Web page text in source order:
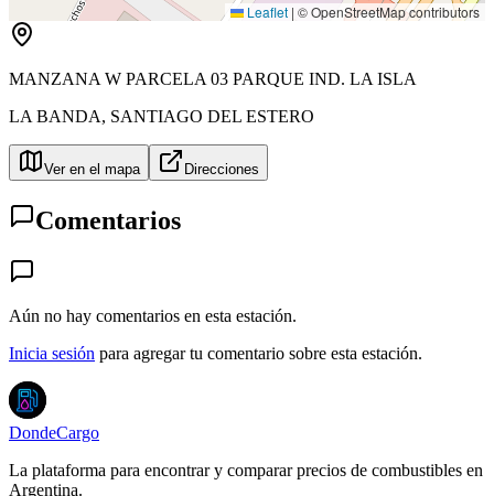
Leaflet | © OpenStreetMap contributors
MANZANA W PARCELA 03 PARQUE IND. LA ISLA
LA BANDA, SANTIAGO DEL ESTERO
Ver en el mapa Direcciones
Comentarios
Aún no hay comentarios en esta estación.
Inicia sesión para agregar tu comentario sobre esta estación.
DondeCargo
La plataforma para encontrar y comparar precios de combustibles en
Argentina.